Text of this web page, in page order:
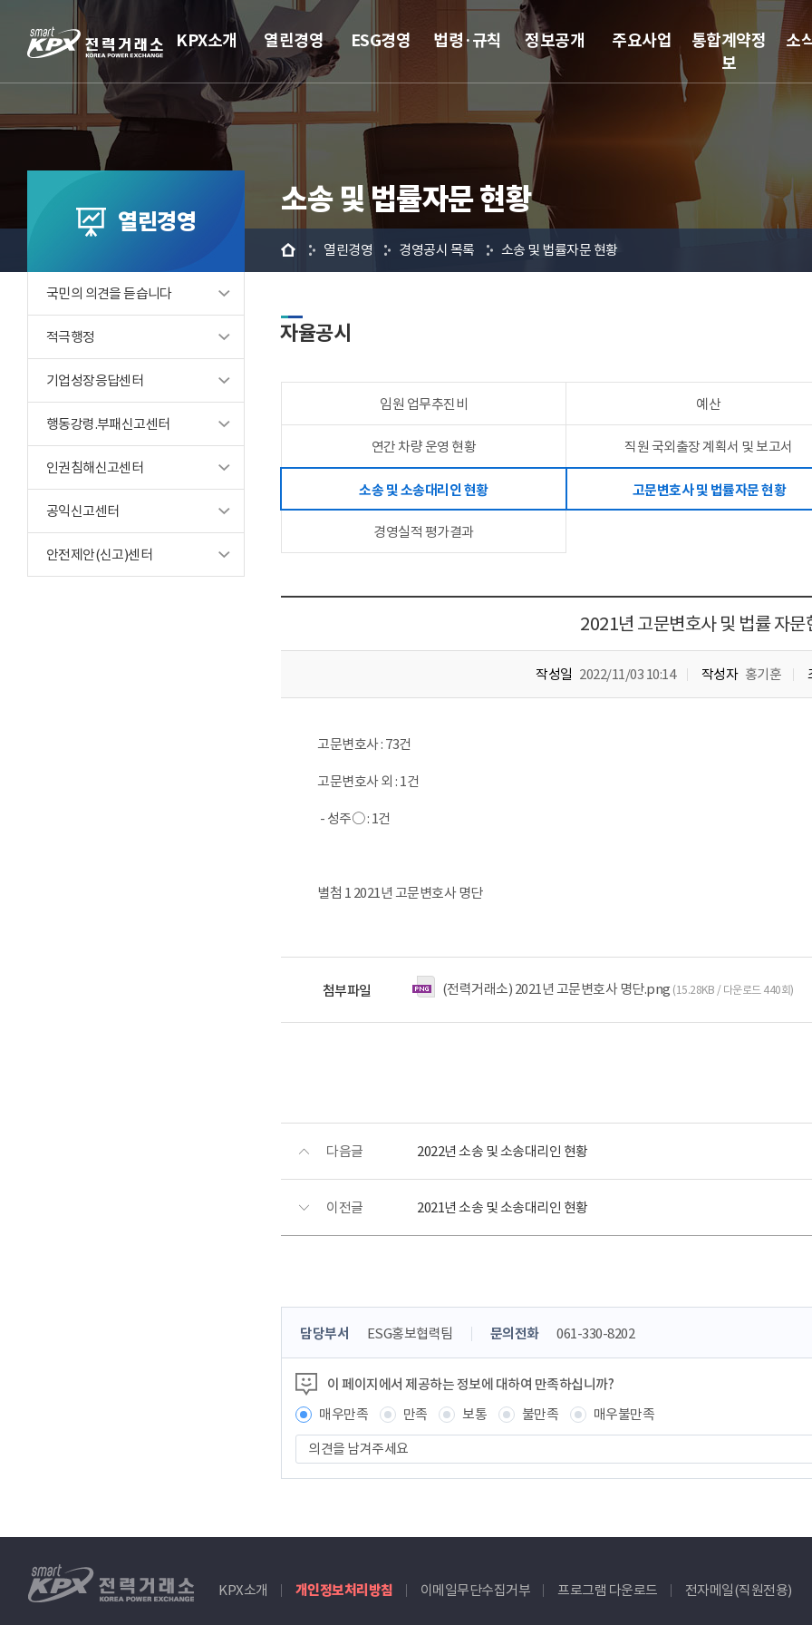
KPX소개 열린경영 ESG경영 법령·규칙 정보공개 주요사업
통합계약정
보
소
열린경영
국민의 의견을 듣습니다
적극행정
기업성장응답센터
행동강령.부패신고센터
인권침해신고센터
공익신고센터
안전제안(신고)센터
소송 및 법률자문 현황
홈 열린경영 경영공시 목록 소송 및 법률자문 현황
자율공시
임원 업무추진비 예산
연간 차량 운영 현황 직원 국외출장 계획서 및 보고서
소송 및 소송대리인 현황 고문변호사 및 법률자문 현황
경영실적 평가결과
2021년 고문변호사 및 법률 자문
작성일 2022/11/03 10:14 작성자 홍기훈
고문변호사 : 73건
고문변호사 외 : 1건
- 성주○ : 1건
별첨 1 2021년 고문변호사 명단
첨부파일 (전력거래소) 2021년 고문변호사 명단.png (15.28KB / 다운로드 440회)
다음글 2022년 소송 및 소송대리인 현황
이전글 2021년 소송 및 소송대리인 현황
콘
츠
정
보
책
임
자
담당부서 ESG홍보협력팀 문의전화 061-330-8202
이 페이지에서 제공하는 정보에 대하여 만족하십니까?
매우만족
만족 보통 불만족
매우불만족
견
을
주
전
KPX소개 개인정보처리방침 이메일무단수집거부 프로그램 다운로드 전자메일(직원전용)